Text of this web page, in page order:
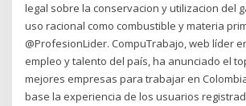
legal sobre la conservacion y utilizacion del
uso racional como combustible y materia
@ProfesionLider. CompuTrabajo, web líder
empleo y talento del país, ha anunciado el
mejores empresas para trabajar en
base la experiencia de los usuarios